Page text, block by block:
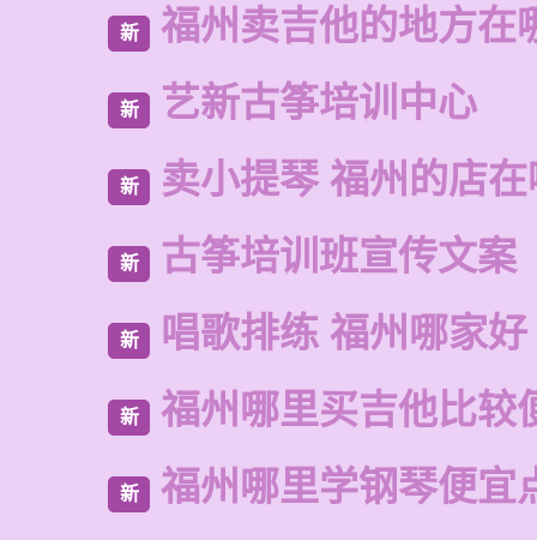
新 福州卖吉他的地方在
新 艺新古筝培训中心
新 卖小提琴 福州的店
新 古筝培训班宣传文案
新 唱歌排练 福州哪家好
新 福州哪里买吉他比较
新 福州哪里学钢琴便宜